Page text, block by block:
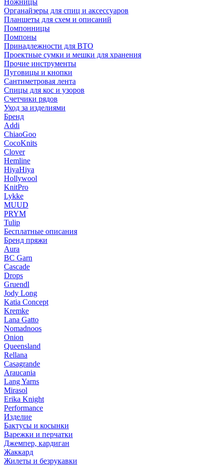
Ножницы
Органайзеры для спиц и аксессуаров
Планшеты для схем и описаний
Помпонницы
Помпоны
Принадлежности для ВТО
Проектные сумки и мешки для хранения
Прочие инструменты
Пуговицы и кнопки
Сантиметровая лента
Спицы для кос и узоров
Счетчики рядов
Уход за изделиями
Бренд
Addi
ChiaoGoo
CocoKnits
Clover
Hemline
HiyaHiya
Hollywool
KnitPro
Lykke
MUUD
PRYM
Tulip
Бесплатные описания
Бренд пряжи
Aura
BC Garn
Cascade
Drops
Gruendl
Jody Long
Katia Concept
Kremke
Lana Gatto
Nomadnoos
Onion
Queensland
Rellana
Casagrande
Araucania
Lang Yarns
Mirasol
Erika Knight
Performance
Изделие
Бактусы и косынки
Варежки и перчатки
Джемпер, кардиган
Жаккард
Жилеты и безрукавки